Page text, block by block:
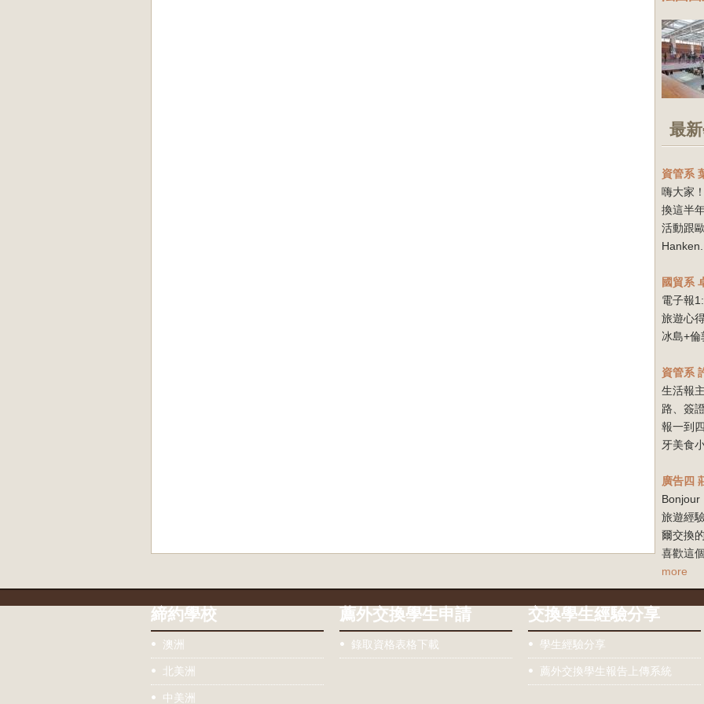
最
資管系
嗨大家
換這半
活動跟
國貿系
電子報
旅遊心
冰島+
資管系
生活報
路、簽
報一到
牙美食
廣告四
Bonjour
旅遊經
爾交換
喜歡這
more
締約學校
澳洲
北美洲
中美洲
薦外交換學生申請
錄取資格表格下載
交換學生經驗分享
學生經驗分享
薦外交換學生報告上傳系統